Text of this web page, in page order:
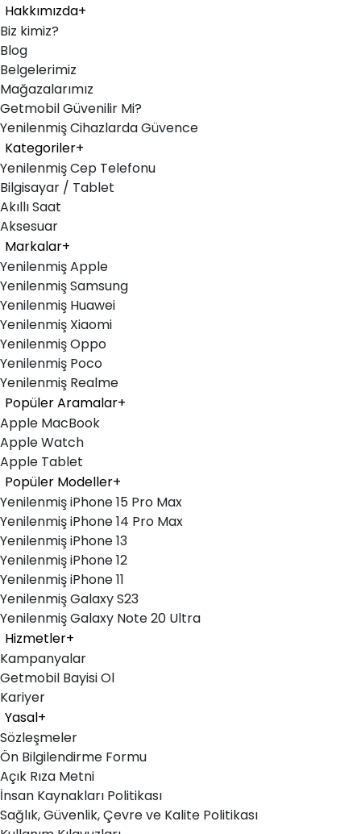
Hakkımızda+
Biz kimiz?
Blog
Belgelerimiz
Mağazalarımız
Getmobil Güvenilir Mi?
Yenilenmiş Cihazlarda Güvence
Kategoriler+
Yenilenmiş Cep Telefonu
Bilgisayar / Tablet
Akıllı Saat
Aksesuar
Markalar+
Yenilenmiş Apple
Yenilenmiş Samsung
Yenilenmiş Huawei
Yenilenmiş Xiaomi
Yenilenmiş Oppo
Yenilenmiş Poco
Yenilenmiş Realme
Popüler Aramalar+
Apple MacBook
Apple Watch
Apple Tablet
Popüler Modeller+
Yenilenmiş iPhone 15 Pro Max
Yenilenmiş iPhone 14 Pro Max
Yenilenmiş iPhone 13
Yenilenmiş iPhone 12
Yenilenmiş iPhone 11
Yenilenmiş Galaxy S23
Yenilenmiş Galaxy Note 20 Ultra
Hizmetler+
Kampanyalar
Getmobil Bayisi Ol
Kariyer
Yasal+
Sözleşmeler
Ön Bilgilendirme Formu
Açık Rıza Metni
İnsan Kaynakları Politikası
Sağlık, Güvenlik, Çevre ve Kalite Politikası